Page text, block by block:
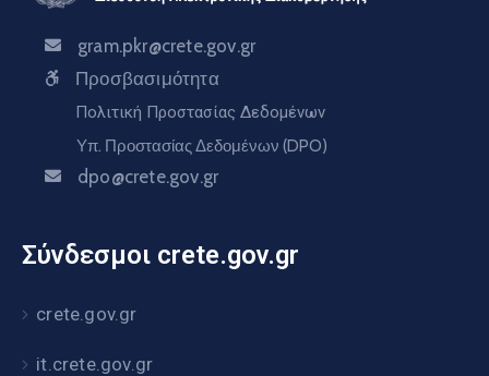
gram.pkr@crete.gov.gr
Προσβασιμότητα
Πολιτική Προστασίας Δεδομένων
Υπ. Προστασίας Δεδομένων (DPO)
dpo@crete.gov.gr
Σύνδεσμοι crete.gov.gr
crete.gov.gr
it.crete.gov.gr